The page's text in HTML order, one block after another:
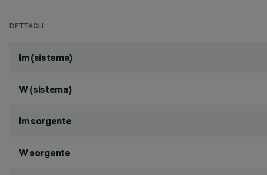
DETTAGLI
lm (sistema)
W (sistema)
lm sorgente
W sorgente